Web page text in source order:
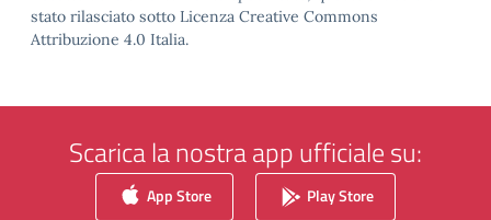
stato rilasciato sotto Licenza Creative Commons
Attribuzione 4.0 Italia.
Scarica la nostra app ufficiale su:
App Store Play Store